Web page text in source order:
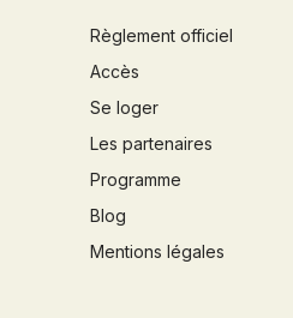
Règlement officiel
Accès
Se loger
Les partenaires
Programme
Blog
Mentions légales